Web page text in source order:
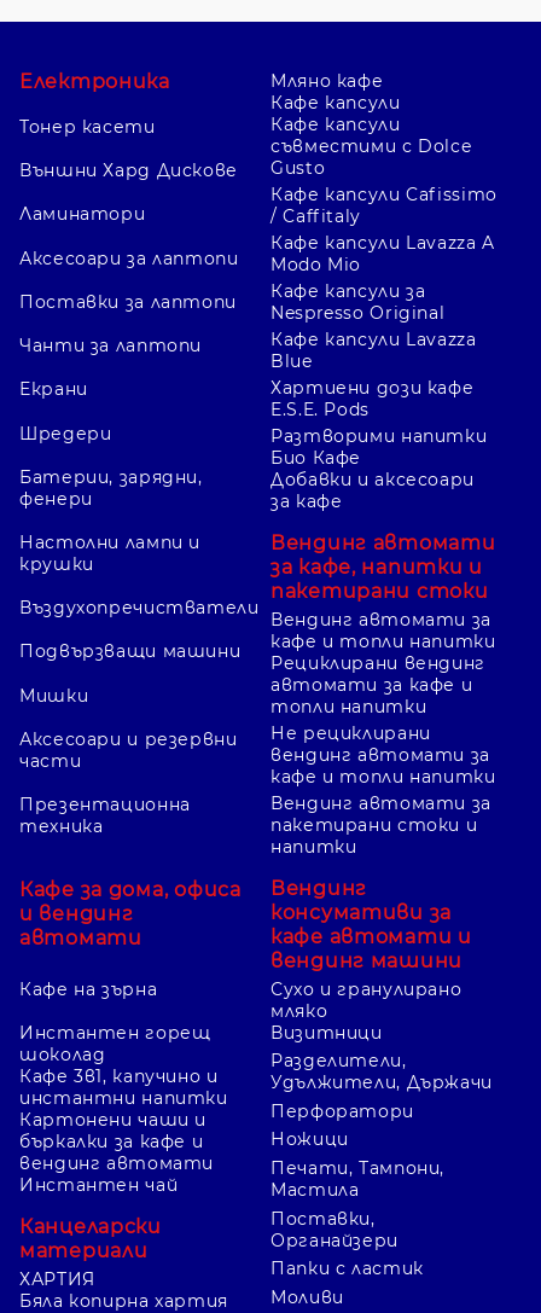
Електроника
Тонер касети
Външни Хард Дискове
Ламинатори
Аксесоари за лаптопи
Поставки за лаптопи
Чанти за лаптопи
Екрани
Шредери
Батерии, зарядни,
фенери
Настолни лампи и
крушки
Въздухопречистватели
Подвързващи машини
Мишки
Аксесоари и резервни
части
Презентационна
техника
Кафе за дома, офиса
и вендинг
автомати
Кафе на зърна
Мляно кафе
Кафе капсули
Кафе капсули
съвместими с Dolce
Gusto
Кафе капсули Cafissimo
/ Caffitaly
Кафе капсули Lavazza A
Modo Mio
Кафе капсули за
Nespresso Original
Кафе капсули Lavazza
Blue
Хартиени дози кафе
E.S.E. Pods
Разтворими напитки
Био Кафе
Добавки и аксесоари
за кафе
Вендинг автомати
за кафе, напитки и
пакетирани стоки
Вендинг автомати за
кафе и топли напитки
Рециклирани вендинг
автомати за кафе и
топли напитки
Не рециклирани
вендинг автомати за
кафе и топли напитки
Вендинг автомати за
пакетирани стоки и
напитки
Вендинг
консумативи за
кафе автомати и
вендинг машини
Сухо и гранулирано
мляко
Инстантен горещ
шоколад
Кафе 3в1, капучино и
инстантни напитки
Картонени чаши и
бъркалки за кафе и
вендинг автомати
Инстантен чай
Канцеларски
материали
ХАРТИЯ
Бяла копирна хартия
Визитници
Разделители,
Удължители, Държачи
Перфоратори
Ножици
Печати, Тампони,
Мастила
Поставки,
Органайзери
Папки с ластик
Моливи